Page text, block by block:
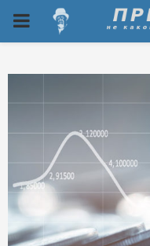
P
A
R